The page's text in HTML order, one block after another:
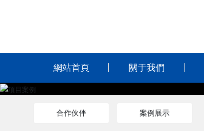
網站首頁 關于我們
合作伙伴 案例展示